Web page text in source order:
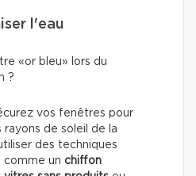
l'eau
«or bleu» lors du
?
vos fenêtres pour
de soleil de la
des techniques
comme un chiffon